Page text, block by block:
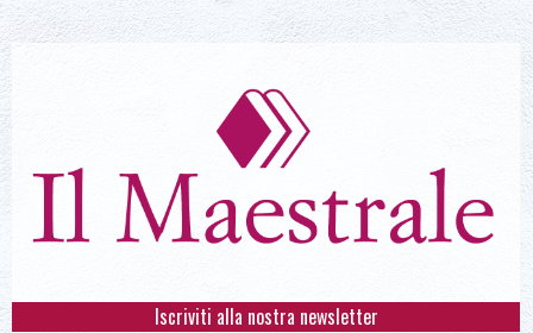
Iscriviti alla nostra newsletter